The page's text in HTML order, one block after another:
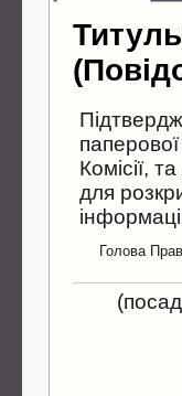
Комісії,
для
Голова